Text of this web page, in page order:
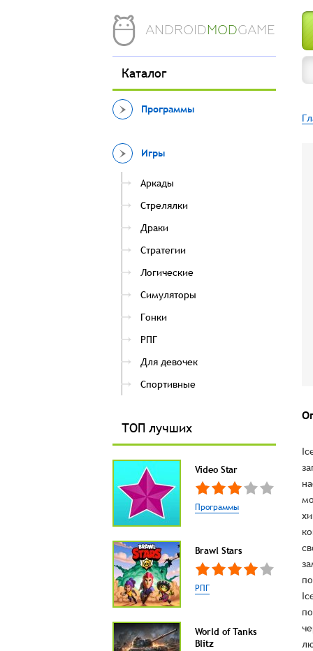
ANDROIDMODGAME
Каталог
Программы
Игры
Аркады
Стрелялки
Драки
Стратегии
Логические
Симуляторы
Гонки
РПГ
Для девочек
Спортивные
ТОП лучших
Video Star
Программы
Brawl Stars
РПГ
World of Tanks
Blitz